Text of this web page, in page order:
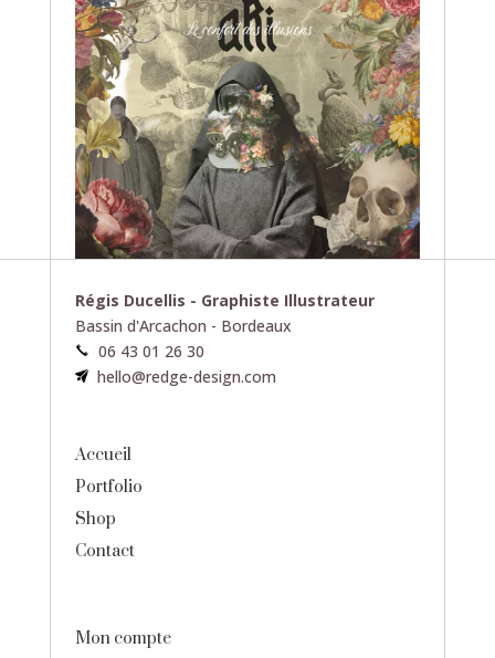
Régis Ducellis - Graphiste Illustrateur
Bassin d'Arcachon - Bordeaux
06 43 01 26 30
hello@redge-design.com
Accueil
Portfolio
Shop
Contact
Mon compte